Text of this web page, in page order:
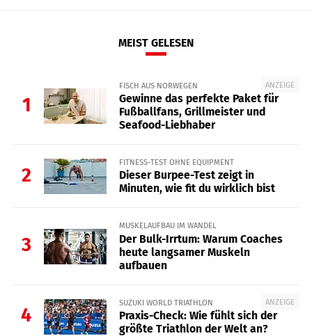
MEIST GELESEN
1
ANZEIGE
FISCH AUS NORWEGEN
Gewinne das perfekte Paket für
Fußballfans, Grillmeister und
Seafood-Liebhaber
2
FITNESS-TEST OHNE EQUIPMENT
Dieser Burpee-Test zeigt in
Minuten, wie fit du wirklich bist
3
MUSKELAUFBAU IM WANDEL
Der Bulk-Irrtum: Warum Coaches
heute langsamer Muskeln
aufbauen
4
ANZEIGE
SUZUKI WORLD TRIATHLON
Praxis-Check: Wie fühlt sich der
größte Triathlon der Welt an?